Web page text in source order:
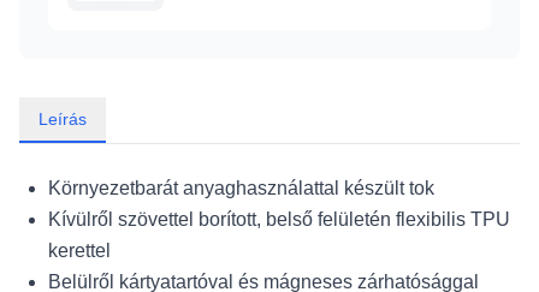
Leírás
Környezetbarát anyaghasználattal készült tok
Kívülről szövettel borított, belső felületén flexibilis TPU
kerettel
Belülről kártyatartóval és mágneses zárhatósággal